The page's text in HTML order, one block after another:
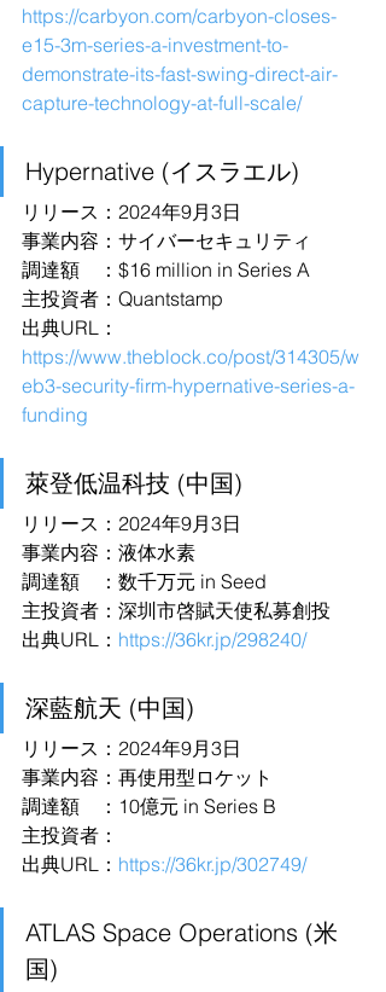
https://carbyon.com/carbyon-closes-
e15-3m-series-a-investment-to-
demonstrate-its-fast-swing-direct-air-
capture-technology-at-full-scale/
Hypernative (イスラエル)
リリース：2024年9月3日
事業内容：サイバーセキュリティ
調達額　：$16 million in Series A
主投資者：Quantstamp
出典URL：
https://www.theblock.co/post/314305/w
eb3-security-firm-hypernative-series-a-
funding
萊登低温科技 (中国)
リリース：2024年9月3日
事業内容：液体水素
調達額　：数千万元 in Seed
主投資者：深圳市啓賦天使私募創投
出典URL： https://36kr.jp/298240/
深藍航天 (中国)
リリース：2024年9月3日
事業内容：再使用型ロケット
調達額　：10億元 in Series B
主投資者：
出典URL： https://36kr.jp/302749/
ATLAS Space Operations (米
国)